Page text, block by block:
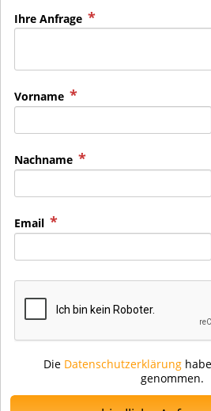
Ihre Anfrage
Vorname
Nachname
Email
Die Datenschutzerklärung
genommen.